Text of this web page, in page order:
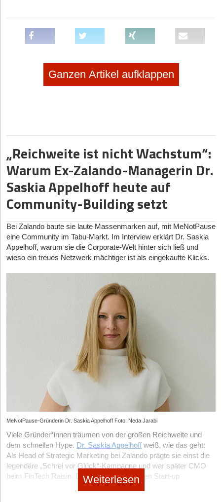
Ganzen Artikel aufklappen
„Reichweite ist nicht Wachstum“:
Warum Ex-Zalando-Managerin Dr.
Saskia Appelhoff heute auf
Community-Building setzt
Bei Zalando baute sie laute Massenmarken auf, mit MeNotPause
eine Community im Tabu-Markt. Im Interview erklärt Dr. Saskia
Appelhoff, warum sie die Corporate-Welt hinter sich ließ und
wieso ein treues Netzwerk mächtiger ist als eingekaufte Klicks.
MeNotPause-Gründerin Dr. Saskia Appelhoff Foto: Neda Jarabi
Viele Gründer*innen träumen von der großen Reichweite und
dem schnellen Hype. Dr. Saskia Appelhoff weiß, wie das geht:
Als Head of Strategic Marketing bei Zalando prägte sie einst die
legendäre „Schrei vor Glück“-Kampagne und war später CMO
beim FinTech Raisin. Doch mit ihrem eigenen Start-up
Weiterlesen